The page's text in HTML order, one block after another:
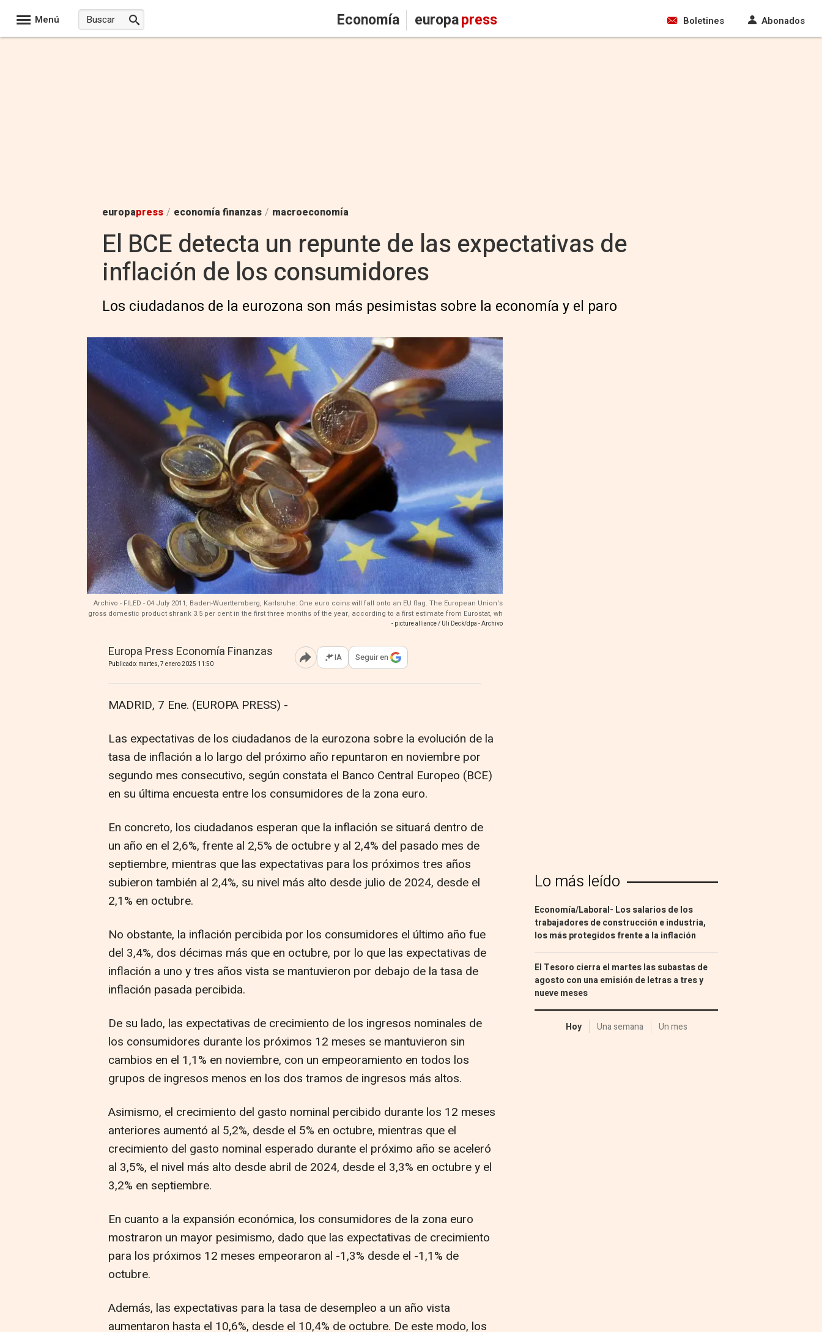
Menú Economía europapress Boletines Abonados
europapress / economía finanzas / macroeconomía
El BCE detecta un repunte de las expectativas de
inflación de los consumidores
Los ciudadanos de la eurozona son más pesimistas sobre la economía y el paro
Archivo - FILED - 04 July 2011, Baden-Wuerttemberg, Karlsruhe: One euro coins will fall onto an EU flag. The European Union's
gross domestic product shrank 3.5 per cent in the first three months of the year, according to a first estimate from Eurostat, wh
- picture alliance / Uli Deck/dpa - Archivo
Europa Press Economía Finanzas
Publicado: martes, 7 enero 2025 11:50 Abrir opciones para compartir
IA Seguir en
MADRID, 7 Ene. (EUROPA PRESS) -
Las expectativas de los ciudadanos de la eurozona sobre la evolución de la
tasa de inflación a lo largo del próximo año repuntaron en noviembre por
segundo mes consecutivo, según constata el Banco Central Europeo (BCE)
en su última encuesta entre los consumidores de la zona euro.
En concreto, los ciudadanos esperan que la inflación se situará dentro de
un año en el 2,6%, frente al 2,5% de octubre y al 2,4% del pasado mes de
septiembre, mientras que las expectativas para los próximos tres años
subieron también al 2,4%, su nivel más alto desde julio de 2024, desde el
2,1% en octubre.
No obstante, la inflación percibida por los consumidores el último año fue
del 3,4%, dos décimas más que en octubre, por lo que las expectativas de
inflación a uno y tres años vista se mantuvieron por debajo de la tasa de
inflación pasada percibida.
De su lado, las expectativas de crecimiento de los ingresos nominales de
los consumidores durante los próximos 12 meses se mantuvieron sin
cambios en el 1,1% en noviembre, con un empeoramiento en todos los
grupos de ingresos menos en los dos tramos de ingresos más altos.
Asimismo, el crecimiento del gasto nominal percibido durante los 12 meses
anteriores aumentó al 5,2%, desde el 5% en octubre, mientras que el
crecimiento del gasto nominal esperado durante el próximo año se aceleró
al 3,5%, el nivel más alto desde abril de 2024, desde el 3,3% en octubre y el
3,2% en septiembre.
En cuanto a la expansión económica, los consumidores de la zona euro
mostraron un mayor pesimismo, dado que las expectativas de crecimiento
para los próximos 12 meses empeoraron al -1,3% desde el -1,1% de
octubre.
Además, las expectativas para la tasa de desempleo a un año vista
aumentaron hasta el 10,6%, desde el 10,4% de octubre. De este modo, los
Lo más leído
Economía/Laboral- Los salarios de los
trabajadores de construcción e industria,
los más protegidos frente a la inflación
El Tesoro cierra el martes las subastas de
agosto con una emisión de letras a tres y
nueve meses
Hoy Una semana Un mes